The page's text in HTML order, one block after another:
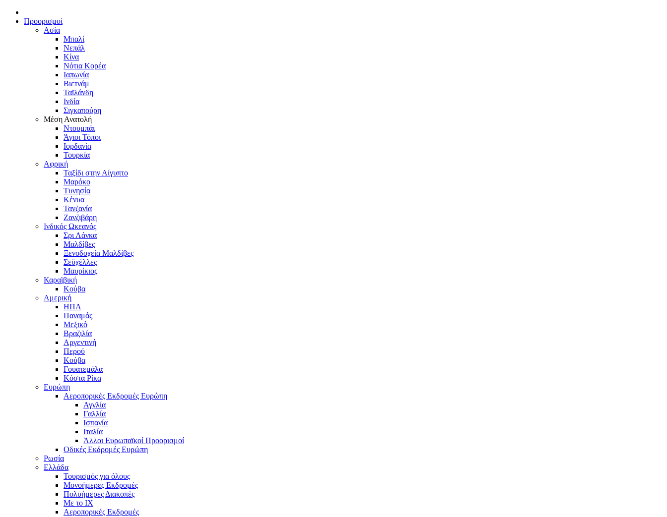
Προορισμοί
Ασία
Μπαλί
Νεπάλ
Κίνα
Νότια Κορέα
Ιαπωνία
Βιετνάμ
Ταϊλάνδη
Ινδία
Σιγκαπούρη
Μέση Ανατολή
Ντουμπάι
Άγιοι Τόποι
Ιορδανία
Τουρκία
Αφρική
Ταξίδι στην Αίγυπτο
Μαρόκο
Τυνησία
Κένυα
Τανζανία
Ζανζιβάρη
Ινδικός Ωκεανός
Σρι Λάνκα
Μαλδίβες
Ξενοδοχεία Μαλδίβες
Σεϋχέλλες
Μαυρίκιος
Καραϊβική
Κούβα
Αμερική
ΗΠΑ
Παναμάς
Μεξικό
Βραζιλία
Αργεντινή
Περού
Κούβα
Γουατεμάλα
Κόστα Ρίκα
Ευρώπη
Αεροπορικές Εκδρομές Ευρώπη
Αγγλία
Γαλλία
Ισπανία
Ιταλία
Άλλοι Ευρωπαϊκοί Προορισμοί
Οδικές Εκδρομές Ευρώπη
Ρωσία
Ελλάδα
Τουρισμός για όλους
Mονοήμερες Εκδρομές
Πολυήμερες Διακοπές
Με το ΙΧ
Αεροπορικές Εκδρομές